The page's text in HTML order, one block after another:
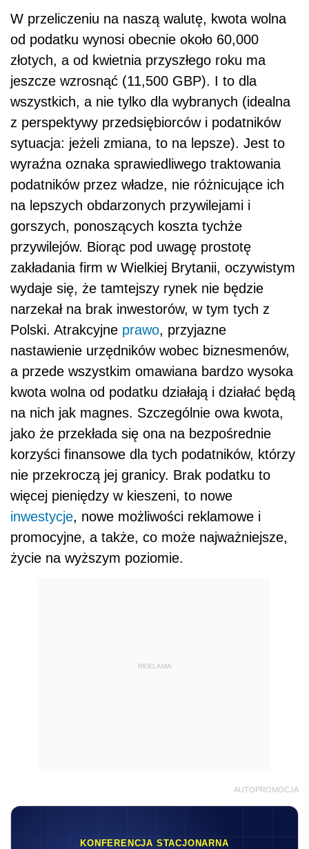
W przeliczeniu na naszą walutę, kwota wolna
od podatku wynosi obecnie około 60,000
złotych, a od kwietnia przyszłego roku ma
jeszcze wzrosnąć (11,500 GBP). I to dla
wszystkich, a nie tylko dla wybranych (idealna
z perspektywy przedsiębiorców i podatników
sytuacja: jeżeli zmiana, to na lepsze). Jest to
wyraźna oznaka sprawiedliwego traktowania
podatników przez władze, nie różnicujące ich
na lepszych obdarzonych przywilejami i
gorszych, ponoszących koszta tychże
przywilejów. Biorąc pod uwagę prostotę
zakładania firm w Wielkiej Brytanii, oczywistym
wydaje się, że tamtejszy rynek nie będzie
narzekał na brak inwestorów, w tym tych z
Polski. Atrakcyjne prawo, przyjazne
nastawienie urzędników wobec biznesmenów,
a przede wszystkim omawiana bardzo wysoka
kwota wolna od podatku działają i działać będą
na nich jak magnes. Szczególnie owa kwota,
jako że przekłada się ona na bezpośrednie
korzyści finansowe dla tych podatników, którzy
nie przekroczą jej granicy. Brak podatku to
więcej pieniędzy w kieszeni, to nowe
inwestycje, nowe możliwości reklamowe i
promocyjne, a także, co może najważniejsze,
życie na wyższym poziomie.
REKLAMA
AUTOPROMOCJA
KONFERENCJA STACJONARNA